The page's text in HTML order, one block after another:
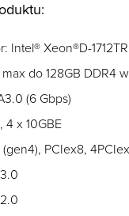
Intel® Xeon®D-1712TR
do 128GB DDR4
(6 Gbps)
4 x 10GBE
(gen4), PCIex8,